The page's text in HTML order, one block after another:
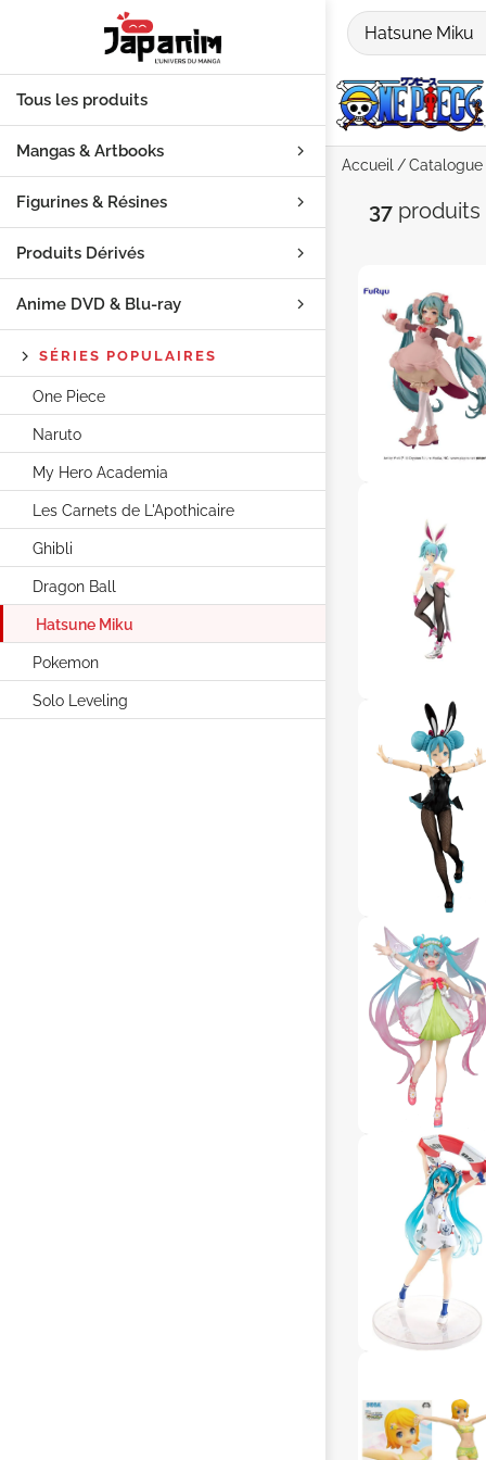
Tous les produits
Mangas & Artbooks
Figurines & Résines
Produits Dérivés
Anime DVD & Blu‑ray
SÉRIES POPULAIRES
One Piece
Naruto
My Hero Academia
Les Carnets de L'Apothicaire
Ghibli
Dragon Ball
Hatsune Miku
Pokemon
Solo Leveling
Accueil Catalogue
37 produits